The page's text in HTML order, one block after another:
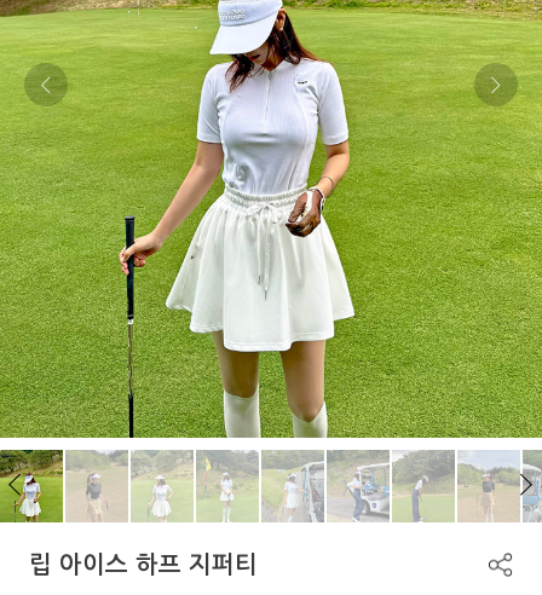
립 아이스 하프 지퍼티